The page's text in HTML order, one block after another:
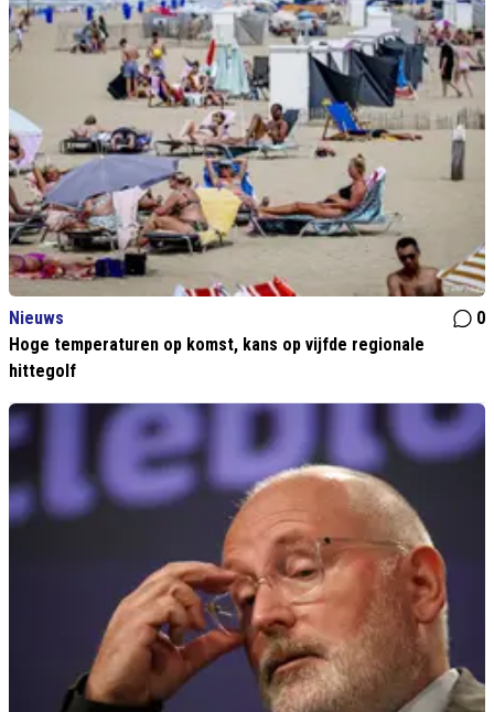
Nieuws
0
Hoge temperaturen op komst, kans op vijfde regionale
hittegolf